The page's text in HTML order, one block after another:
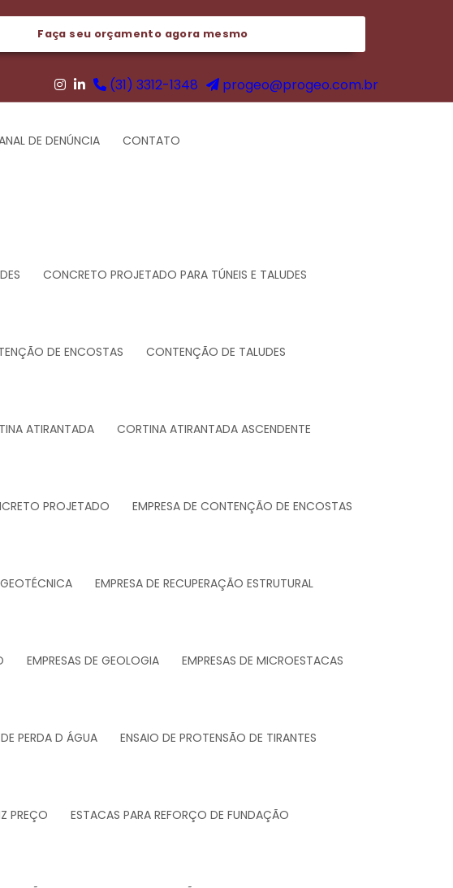
Faça seu orçamento agora mesmo
(31) 3312-1348 progeo@progeo.com.br
DE DENÚNCIA CONTATO
CONCRETO PROJETADO PARA TÚNEIS E TALUDES
DE ENCOSTAS CONTENÇÃO DE TALUDES
ATIRANTADA CORTINA ATIRANTADA ASCENDENTE
PROJETADO EMPRESA DE CONTENÇÃO DE ENCOSTAS
EMPRESA DE RECUPERAÇÃO ESTRUTURAL
EMPRESAS DE GEOLOGIA EMPRESAS DE MICROESTACAS
PERDA D ÁGUA ENSAIO DE PROTENSÃO DE TIRANTES
PREÇO ESTACAS PARA REFORÇO DE FUNDAÇÃO